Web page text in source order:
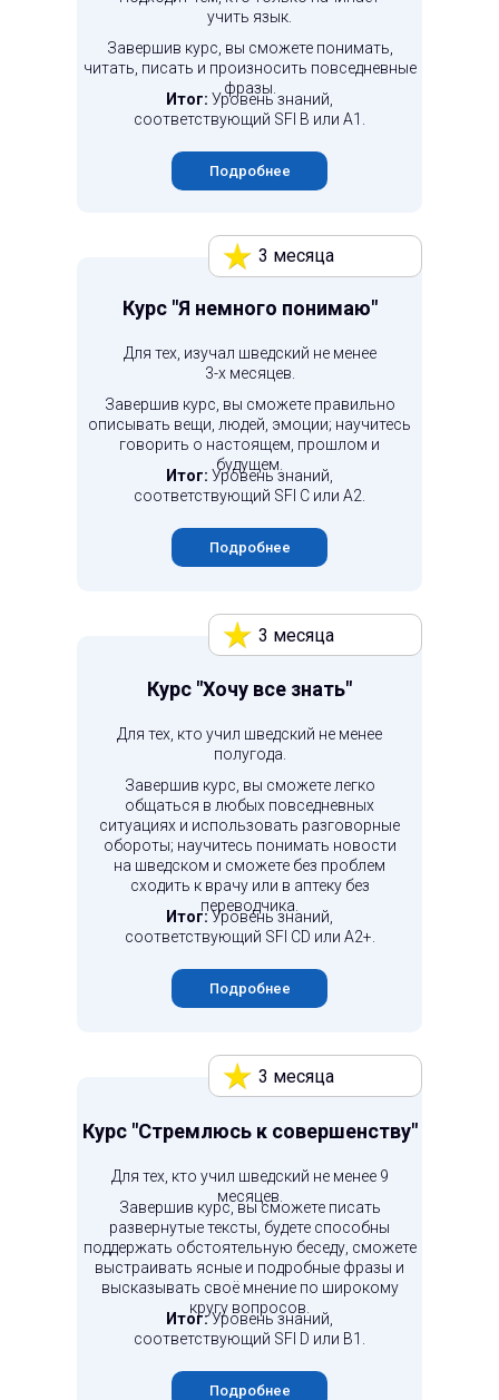
учить язык.
Итог: Уровень знаний,
соответствующий SFI B или A1.
Подробнее
Завершив курс, вы сможете понимать,
читать, писать и произносить повседневные
фразы.
Курс "Я немного понимаю"
Для тех, изучал шведский не менее
3-х месяцев.
Итог: Уровень знаний,
соответствующий SFI С или A2.
Подробнее
Завершив курс, вы сможете правильно
описывать вещи, людей, эмоции; научитесь
говорить о настоящем, прошлом и
будущем.
Курс "Хочу все знать"
Для тех, кто учил шведский не менее
полугода.
Итог:Уровень знаний,
соответствующий SFI CD или A2+.
Подробнее
3 месяца
Завершив курс, вы сможете легко
общаться в любых повседневных
ситуациях и использовать разговорные
обороты; научитесь понимать новости
на шведском и сможете без проблем
сходить к врачу или в аптеку без
переводчика.
Курс "Стремлюсь к совершенству"
Для тех, кто учил шведский не менее 9
месяцев.
Итог:Уровень знаний,
соответствующий SFI D или B1.
Подробнее
3 месяца
Завершив курс, вы сможете писать
развернутые тексты, будете способны
поддержать обстоятельную беседу, сможете
выстраивать ясные и подробные фразы и
высказывать своё мнение по широкому
кругу вопросов.
3 месяца